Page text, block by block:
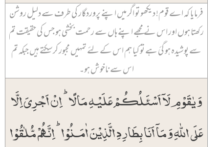
فرمایا کہ اے قوم! دیکھو تو اگر میں اپنے پروردگار کی طرف سے دلیل روشن
رکھتا ہوں اور اس نے مجھے اپنے ہاں سے رحمت بخشی ہو جس کی حقیقت تم
سے پوشیدہ ہو گئ ہے تو کیا ہم اس کے لئے تمہیں مجبور کر سکتے ہیں جبکہ تم
اس سے ناخوش ہو۔
وَ یٰقَوۡمِ لَاۤ اَسۡئَلُکُمۡ عَلَیۡہِ مَالًا ؕ اِنۡ اَجۡرِیَ اِلَّا
عَلَی اللّٰہِ وَ مَاۤ اَنَا بِطَارِدِ الَّذِیۡنَ اٰمَنُوۡا ؕ اِنَّہُمۡ مُّلٰقُوۡا